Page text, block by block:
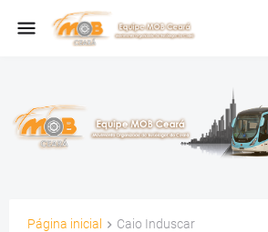
Página inicial Caio Induscar